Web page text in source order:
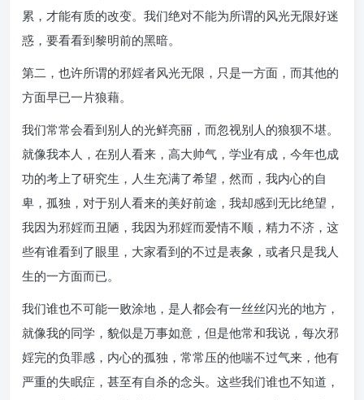
累，才能有质的改变。我们绝对不能为所谓的风光无限好迷
惑，要看看到黎明前的黑暗。
第二，也许所谓的邪婬者风光无限，只是一方面，而其他的
方面早已一片狼藉。
我们常常会看到别人的光鲜亮丽，而忽视别人的狼狈不堪。
就像我本人，在别人看来，高大帅气，学业有成，今年也成
功的考上了研究生，人生充满了希望，然而，我内心的自
卑，孤独，对于别人看来的美好前途，我却感到无比绝望，
我因为邪婬而丑陋，我因为邪婬而爱情不顺，精力不济，这
些有谁看到了眼里，大家看到的不过是表象，或者只是我人
生的一方面而已。
我们谁也不可能一败涂地，是人都会有一丝丝闪光的地方，
就像我的同学，貌似是万事如意，但是他常和我说，每次邪
婬完的负罪感，内心的孤独，常常压的他喘不过气来，他有
严重的失眠症，甚至有自杀的念头。这些我们谁也不知道，